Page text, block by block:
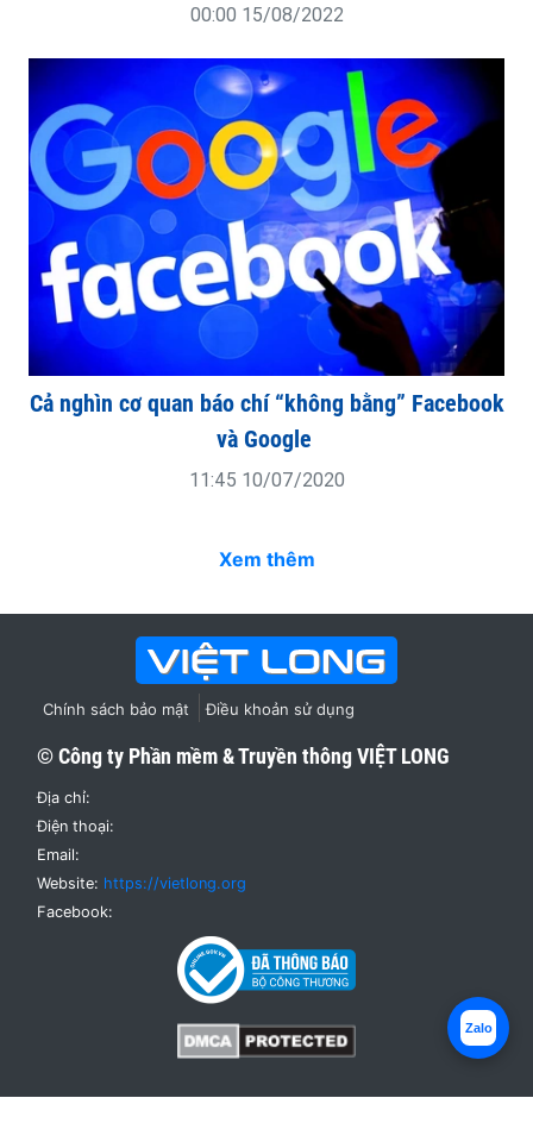
00:00 15/08/2022
Cả nghìn cơ quan báo chí “không bằng” Facebook
và Google
11:45 10/07/2020
Xem thêm
Chính sách bảo mật Điều khoản sử dụng
© Công ty Phần mềm & Truyền thôngVIỆT LONG
Địa chỉ:
Điện thoại:
Email:
Website: https://vietlong.org
Facebook:
Zalo